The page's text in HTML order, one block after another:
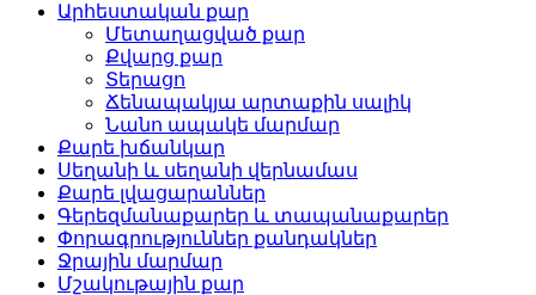
Արհեստական ​​քար
Մետաղացված քար
Քվարց քար
Տերացո
Ճենապակյա արտաքին սալիկ
Նանո ապակե մարմար
Քարե խճանկար
Սեղանի և սեղանի վերնամաս
Քարե լվացարաններ
Գերեզմանաքարեր և տապանաքարեր
Փորագրություններ քանդակներ
Ջրային մարմար
Մշակութային քար